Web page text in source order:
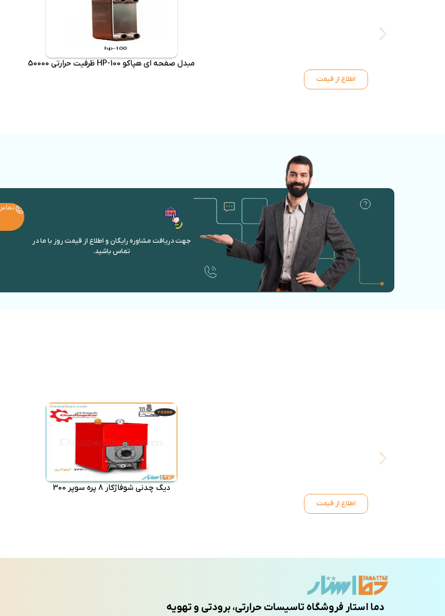
مبدل صفحه ای هپاکو HP-100 ظرفیت حرارتی 50000
اطلاع از قیمت
جهت دریافت مشاوره رایگان و اطلاع از قیمت روز با ما در
تماس باشید.
دیگ چدنی شوفاژکار 8 پره سوپر 300
اطلاع از قیمت
دما استار فروشگاه تاسیسات حرارتی، برودتی و تهویه